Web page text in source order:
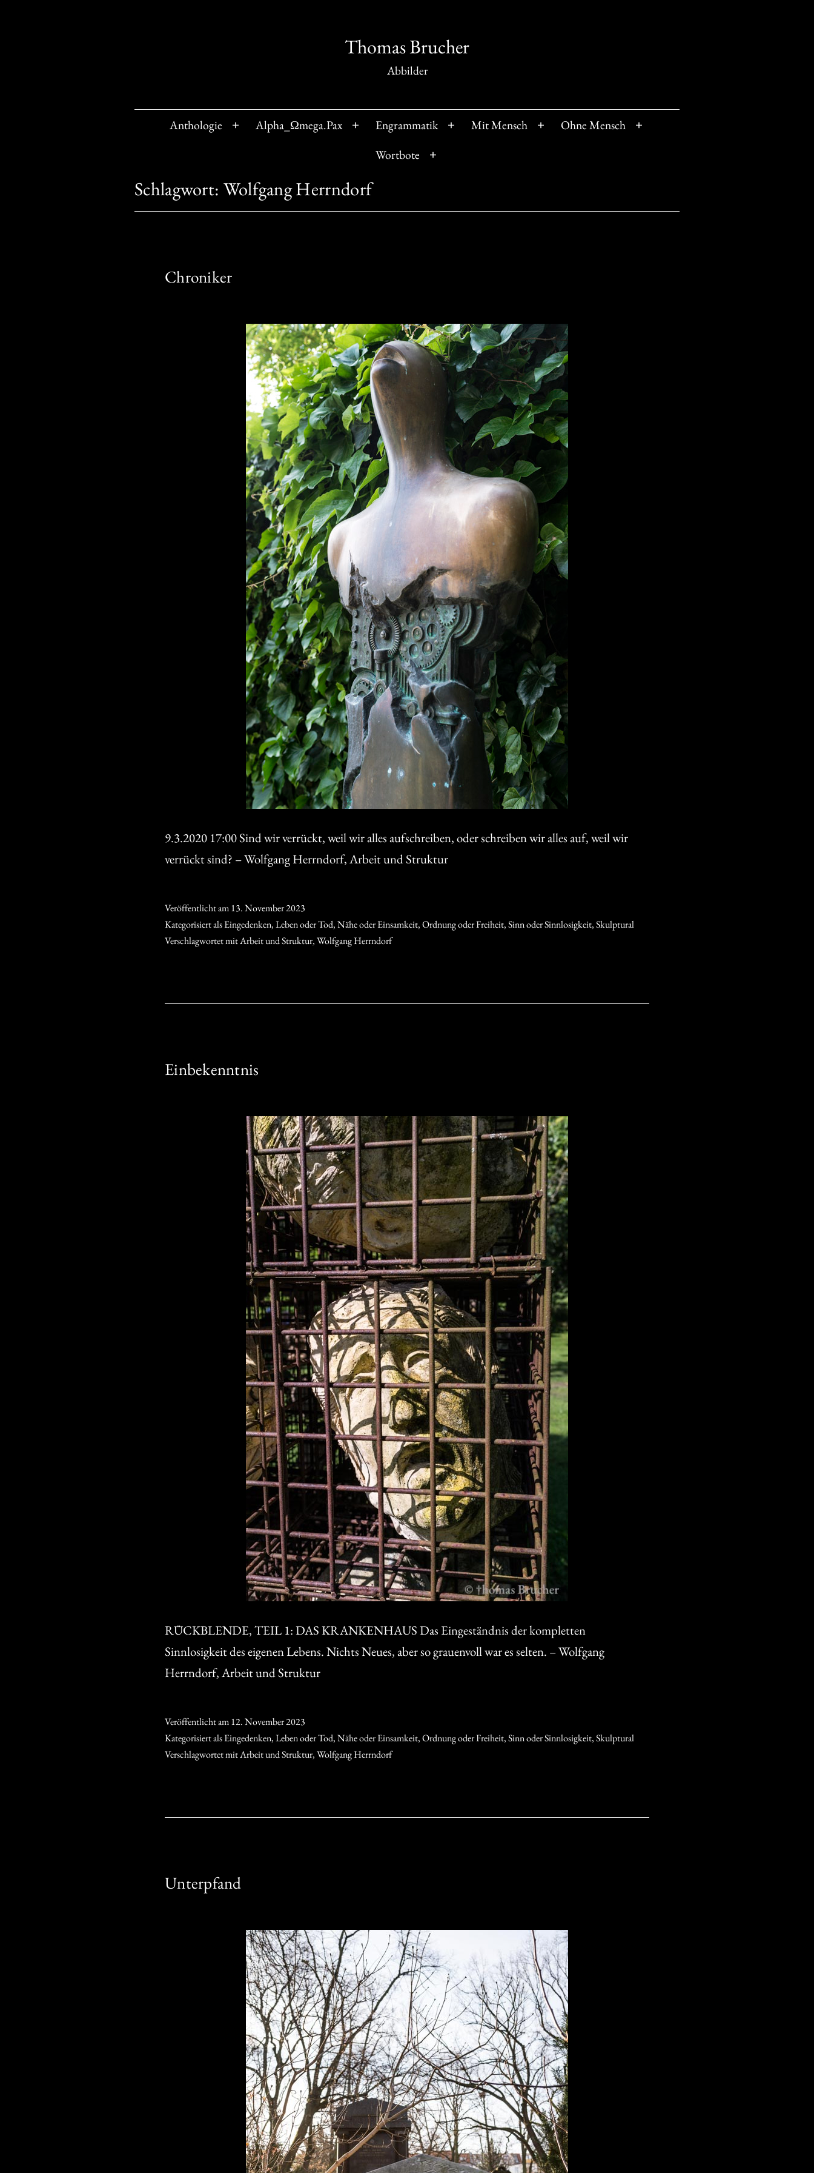
Thomas Brucher
Abbilder
Anthologie
Menü
Alpha_Ωmega.Pax
Menü
öffnen
Engrammatik
Menü
Mit Mensch
Menü
Ohne Mensch
Menü
Wortbote
Menü
Schlagwort: Wolfgang Herrndorf
Chroniker
9.3.2020 17:00 Sind wir verrückt, weil wir alles aufschreiben, oder schreiben wir alles auf, weil wir
verrückt sind? – Wolfgang Herrndorf, Arbeit und Struktur
Veröffentlicht am13. November 2023
Kategorisiert alsEingedenken,Leben oder Tod,Nähe oder Einsamkeit,Ordnung oder Freiheit,Sinn oder Sinnlosigkeit,Skulptural
Verschlagwortet mitArbeit und Struktur,Wolfgang Herrndorf
Einbekenntnis
RÜCKBLENDE, TEIL 1: DAS KRANKENHAUS Das Eingeständnis der kompletten
Sinnlosigkeit des eigenen Lebens. Nichts Neues, aber so grauenvoll war es selten. – Wolfgang
Herrndorf, Arbeit und Struktur
Veröffentlicht am12. November 2023
Kategorisiert alsEingedenken,Leben oder Tod,Nähe oder Einsamkeit,Ordnung oder Freiheit,Sinn oder Sinnlosigkeit,Skulptural
Verschlagwortet mitArbeit und Struktur,Wolfgang Herrndorf
Unterpfand